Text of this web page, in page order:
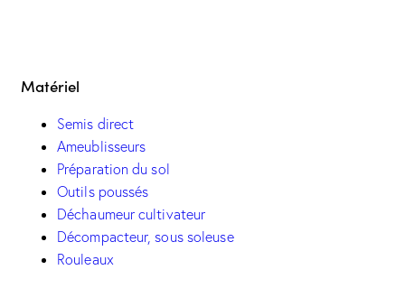
Matériel
Semis direct
Ameublisseurs
Préparation du sol
Outils poussés
Déchaumeur cultivateur
Décompacteur, sous soleuse
Rouleaux